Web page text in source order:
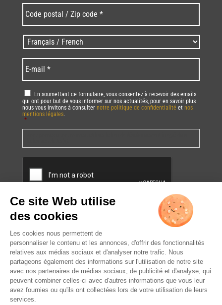
postal
/
Zip
code
* *
Langues
/
Language *
mail *
RGPD *
En soumettant ce formulaire, vous consentez à recevoir des emails
qui ont pour but de vous informer sur nos actualités, pour en savoir plus
nous vous invitons à consulter notre politique de confidentialité et nos
mentions légales.
*